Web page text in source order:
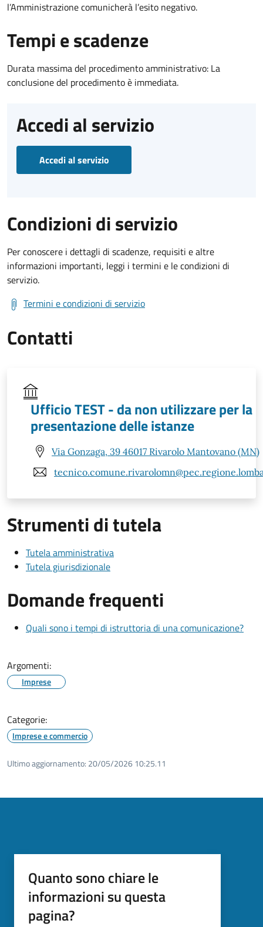
l’Amministrazione comunicherà l’esito negativo.
Tempi e scadenze
Durata massima del procedimento amministrativo: La
conclusione del procedimento è immediata.
Accedi al servizio
Accedi al servizio
Condizioni di servizio
Per conoscere i dettagli di scadenze, requisiti e altre
informazioni importanti, leggi i termini e le condizioni di
servizio.
Termini e condizioni di servizio
Contatti
Ufficio TEST - da non utilizzare per la
presentazione delle istanze
Via Gonzaga, 39 46017 Rivarolo Mantovano (MN)
Strumenti di tutela
Tutela amministrativa
Tutela giurisdizionale
Domande frequenti
Quali sono i tempi di istruttoria di una comunicazione?
Argomenti:
Imprese
Categorie:
Imprese e commercio
Ultimo aggiornamento: 20/05/2026 10:25.11
Quanto sono chiare le
informazioni su questa
pagina?